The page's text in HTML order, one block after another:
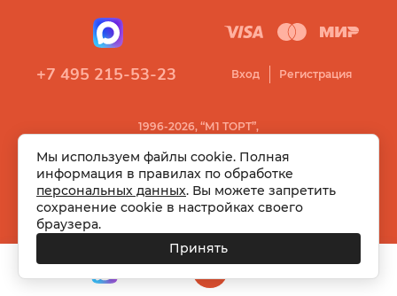
1996-2026, “М1 ТОРТ”,
+7 495 215-53-23 Вход Регистрация
Мы используем файлы cookie. Полная
информация в правилах по обработке
персональных данных. Вы можете запретить
сохранение cookie в настройках своего
браузера.
Принять